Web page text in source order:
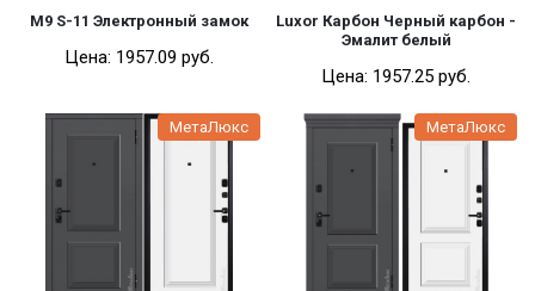
М9 S-11 Электронный замок
Цена: 1957.09 pуб.
Luxor Карбон Черный карбон -
Эмалит белый
Цена: 1957.25 pуб.
МетаЛюкс МетаЛюкс